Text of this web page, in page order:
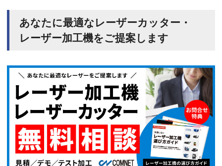
あなたに最適なレーザーカッター・
レーザー加工機をご提案します